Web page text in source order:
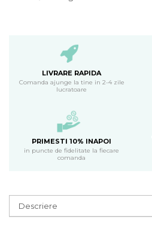
LIVRARE RAPIDA
Comanda ajunge la tine in 2-4 zile
lucratoare
PRIMESTI 10% INAPOI
in puncte de fidelitate la fiecare
comanda
Descriere